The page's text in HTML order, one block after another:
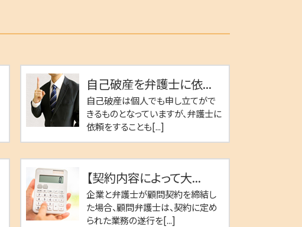
自己破産を弁護士に依...
自己破産は個人でも申し立てがで
きるものとなっていますが、弁護士に
依頼をすることも[...]
【契約内容によって大...
企業と弁護士が顧問契約を締結し
た場合、顧問弁護士は、契約に定め
られた業務の遂行を[...]